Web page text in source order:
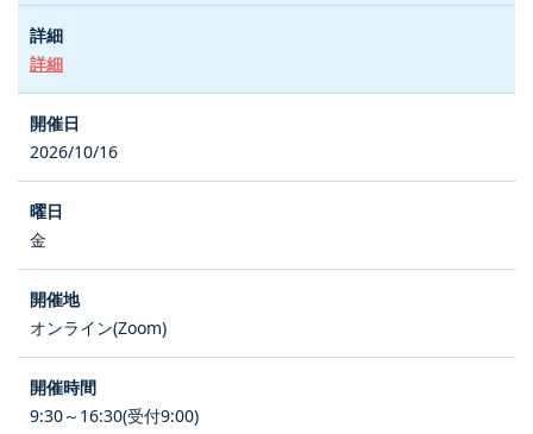
詳細
2026/10/16
金
オンライン(Zoom)
9:30～16:30(受付9:00)